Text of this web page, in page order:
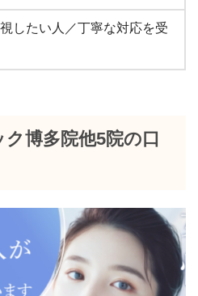
したい人／丁寧な対応を受
博多院他5院の口